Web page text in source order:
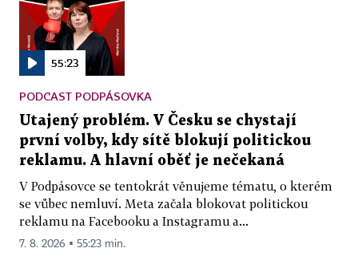
55:23
PODCAST PODPÁSOVKA
Utajený problém. V Česku se chystají
první volby, kdy sítě blokují politickou
reklamu. A hlavní oběť je nečekaná
V Podpásovce se tentokrát věnujeme tématu, o kterém
se vůbec nemluví. Meta začala blokovat politickou
reklamu na Facebooku a Instagramu a...
7. 8. 2026 ▪ 55:23 min.